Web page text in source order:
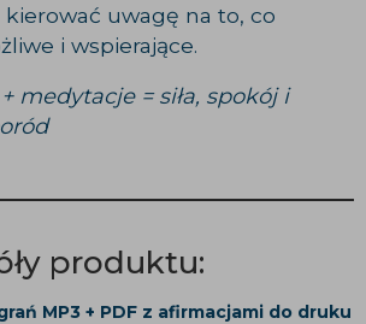
kierować uwagę na to, co
i wspierające.
medytacje = siła, spokój i
produktu:
MP3 + PDF z afirmacjami do druku